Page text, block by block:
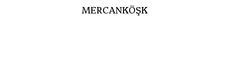
MERCANKÖŞK